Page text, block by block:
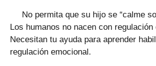
No permita que su hijo se “calme
Los humanos no nacen con regulación
Necesitan tu ayuda para aprender
regulación emocional.